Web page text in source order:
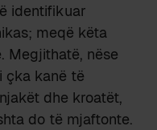
identifikuar
meqë këta
Megjithatë, nëse
çka kanë të
dhe kroatët,
do të mjaftonte.